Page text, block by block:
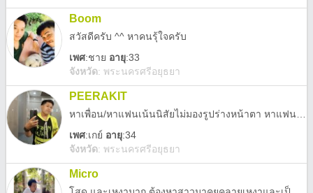
Boom
สวัสดีครับ ^^ หาคนรุ้ใจครับ
เพศ:ชาย อายุ:33
จังหวัด: พระนครศรีอยุธยา
PEERAKIT
เพศ:เกย์ อายุ:34
จังหวัด: พระนครศรีอยุธยา
Micro